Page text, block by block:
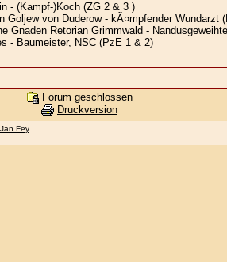
- (Kampf-)Koch (ZG 2 & 3 )
Goljew von Duderow - kÃ¤mpfender Wundarzt
Gnaden Retorian Grimmwald -
- Baumeister, NSC (PzE 1 & 2)
Forum geschlossen
Druckversion
Jan Fey